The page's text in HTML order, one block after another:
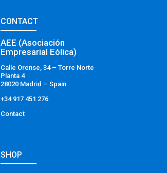
CONTACT
AEE (Asociación
Empresarial Eólica)
Calle Orense, 34 – Torre Norte
Planta 4
28020 Madrid – Spain
+34 917 451 276
Contact
SHOP